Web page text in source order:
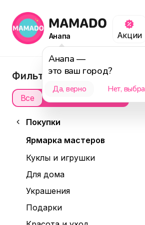
Анапа
Анапа —
это ваш город?
Да, верно Нет,
Акции
Фильтры
Все
Покупки
Ярмарка мастеров
Куклы и игрушки
Для дома
Украшения
Подарки